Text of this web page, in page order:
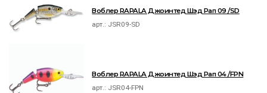
Воблер RAPALA Джоинтед Шэд Рап 09 /SD
арт.: JSR09-SD
Воблер RAPALA Джоинтед Шэд Рап 04 /FPN
арт.: JSR04-FPN